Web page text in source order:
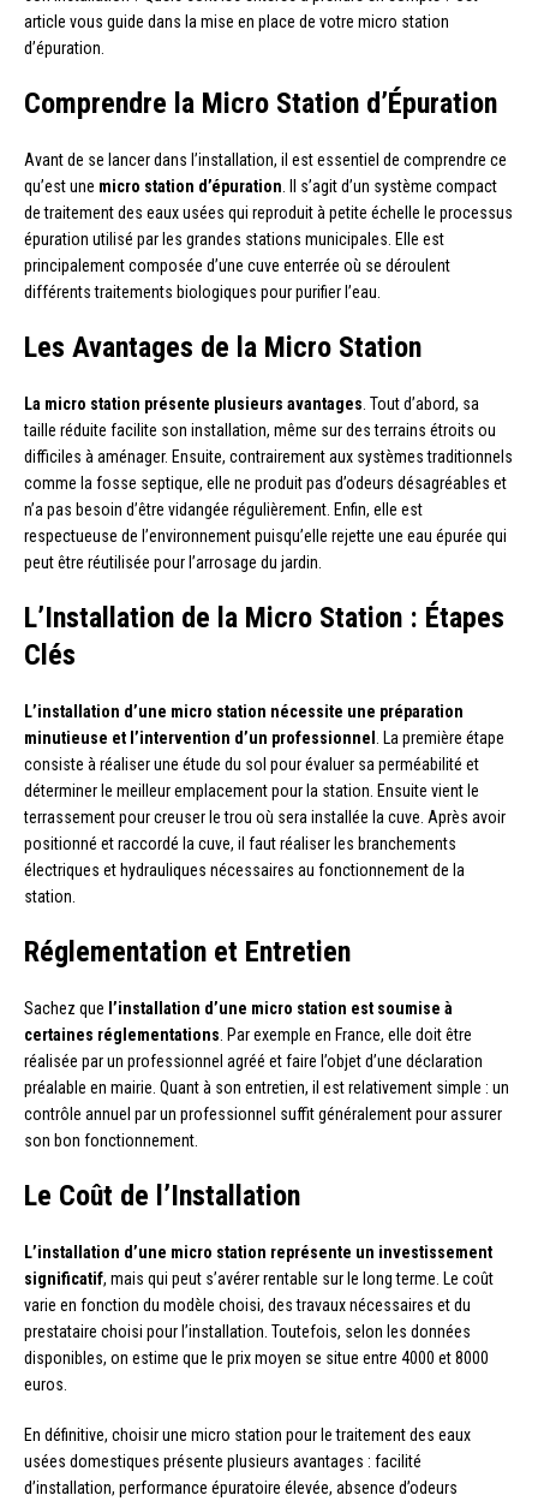
article vous guide dans la mise en place de votre micro station
d’épuration.
Comprendre la Micro Station d’Épuration
Avant de se lancer dans l’installation, il est essentiel de comprendre ce
qu’est une micro station d’épuration . Il s’agit d’un système compact
de traitement des eaux usées qui reproduit à petite échelle le processus
épuration utilisé par les grandes stations municipales. Elle est
principalement composée d’une cuve enterrée où se déroulent
différents traitements biologiques pour purifier l’eau.
Les Avantages de la Micro Station
La micro station présente plusieurs avantages . Tout d’abord, sa
taille réduite facilite son installation, même sur des terrains étroits ou
difficiles à aménager. Ensuite, contrairement aux systèmes traditionnels
comme la fosse septique, elle ne produit pas d’odeurs désagréables et
n’a pas besoin d’être vidangée régulièrement. Enfin, elle est
respectueuse de l’environnement puisqu’elle rejette une eau épurée qui
peut être réutilisée pour l’arrosage du jardin.
L’Installation de la Micro Station : Étapes
Clés
L’installation d’une micro station nécessite une préparation
minutieuse et l’intervention d’un professionnel
. La première étape
consiste à réaliser une étude du sol pour évaluer sa perméabilité et
déterminer le meilleur emplacement pour la station. Ensuite vient le
terrassement pour creuser le trou où sera installée la cuve. Après avoir
positionné et raccordé la cuve, il faut réaliser les branchements
électriques et hydrauliques nécessaires au fonctionnement de la
station.
Réglementation et Entretien
Sachez que l’installation d’une micro station est soumise à
certaines réglementations . Par exemple en France, elle doit être
réalisée par un professionnel agréé et faire l’objet d’une déclaration
préalable en mairie. Quant à son entretien, il est relativement simple : un
contrôle annuel par un professionnel suffit généralement pour assurer
son bon fonctionnement.
Le Coût de l’Installation
L’installation d’une micro station représente un investissement
significatif, mais qui peut s’avérer rentable sur le long terme. Le coût
varie en fonction du modèle choisi, des travaux nécessaires et du
prestataire choisi pour l’installation. Toutefois, selon les données
disponibles, on estime que le prix moyen se situe entre 4000 et 8000
euros.
En définitive, choisir une micro station pour le traitement des eaux
usées domestiques présente plusieurs avantages : facilité
d’installation, performance épuratoire élevée, absence d’odeurs